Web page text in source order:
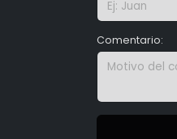
Comentario: